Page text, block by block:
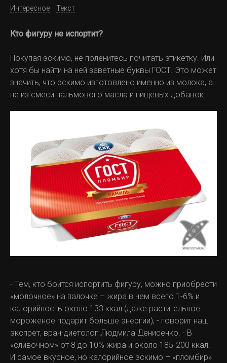
Интересное Текст
Кто фигуру не испортит?
Покупая эскимо, не поленитесь почитать этикетку. Или
хотя бы найти на ней заветные буквы ГОСТ. Это может
значить, что эскимо изготовлено именно из молока, а
не из смеси пальмового масла и пищевых добавок.
- Тем, кто боится испортить фигуру, можно приобрести
«молочное» на палочке – жира в нем всего 1-6% и
калорийность около 133 ккал (даже растительное
мороженое подарит больше энергии), - говорит наш
экспрет, врач-диетолог Людмила Денисенко. - В
«сливочном» от 8 до 10% жира и около 185-200 ккал.
И самое вкусное, но калорийное эскимо – «пломбир»